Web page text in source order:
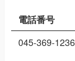
電話番号
045-369-1236